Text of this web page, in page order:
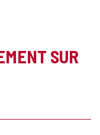
SUR